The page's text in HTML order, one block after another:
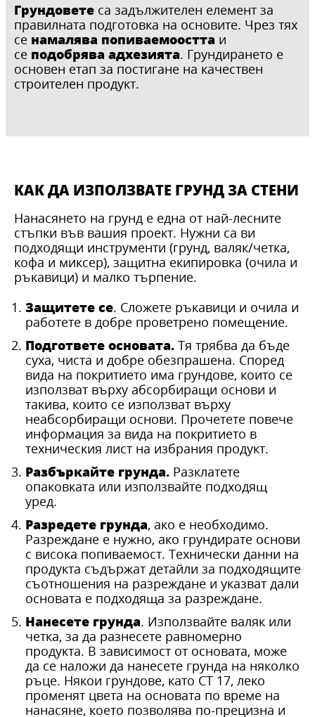
Грундовете са задължителен елемент за
правилната подготовка на основите. Чрез тях
се намалява попиваемоостта и
се подобрява адхезията. Грундирането е
основен етап за постигане на качествен
строителен продукт.
КАК ДА ИЗПОЛЗВАТЕ ГРУНД ЗА СТЕНИ
Нанасянето на грунд е една от най-лесните
стъпки във вашия проект. Нужни са ви
подходящи инструменти (грунд, валяк/четка,
кофа и миксер), защитна екипировка (очила и
ръкавици) и малко търпение.
Защитете се. Сложете ръкавици и очила и
работете в добре проветрено помещение.
Подгответе основата. Тя трябва да бъде
суха, чиста и добре обезпрашена. Според
вида на покритието има грундове, които се
използват върху абсорбиращи основи и
такива, които се използват върху
неабсорбиращи основи. Прочетете повече
информация за вида на покритието в
техническия лист на избрания продукт.
Разбъркайте грунда. Разклатете
опаковката или използвайте подходящ
уред.
Разредете грунда, ако е необходимо.
Разреждане е нужно, ако грундирате основи
с висока попиваемост. Технически данни на
продукта съдържат детайли за подходящите
съотношения на разреждане и указват дали
основата е подходяща за разреждане.
Нанесете грунда. Използвайте валяк или
четка, за да разнесете равномерно
продукта. В зависимост от основата, може
да се наложи да нанесете грунда на няколко
ръце. Някои грундове, като CT 17, леко
променят цвета на основата по време на
нанасяне, което позволява по-прецизна и